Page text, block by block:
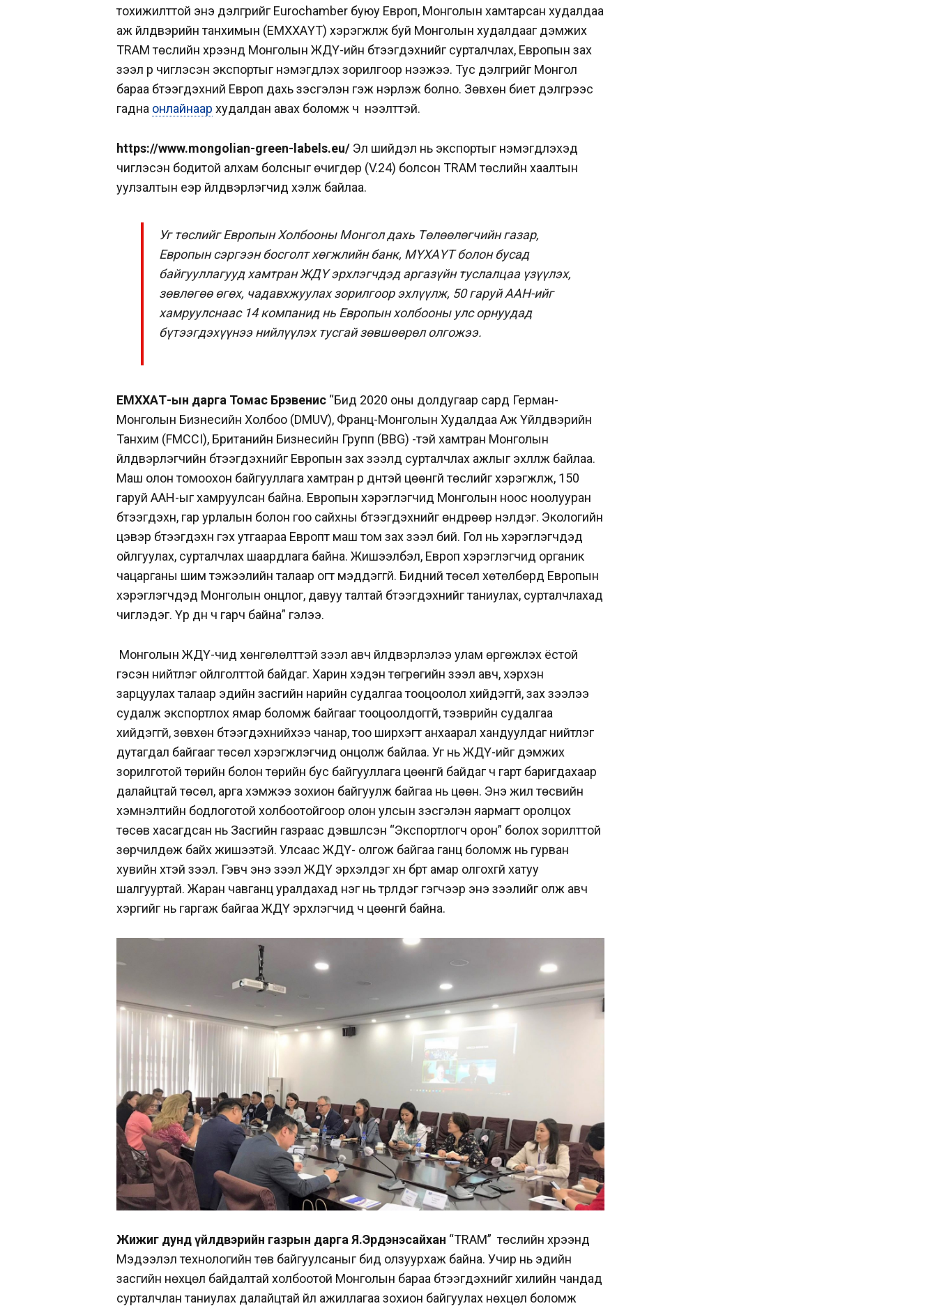
тохижилттой энэ дэлгүүрийг Eurochamber буюу Европ, Монголын хамтарсан худалдаа
аж үйлдвэрийн танхимын (ЕМХХАҮТ) хэрэгжүүлж буй Монголын худалдааг дэмжих
TRAM төслийн хүрээнд Монголын ЖДҮ-ийн бүтээгдэхүүнийг сурталчлах, Европын зах
зээл рүү чиглэсэн экспортыг нэмэгдүүлэх зорилгоор нээжээ. Тус дэлгүүрийг Монгол
бараа бүтээгдэхүүний Европ дахь үзэсгэлэн гэж нэрлэж болно. Зөвхөн биет дэлгүүрээс
гадна онлайнаар худалдан авах боломж ч нээлттэй.
https://www.mongolian-green-labels.eu/ Эл шийдэл нь экспортыг нэмэгдүүлэхэд
чиглэсэн бодитой алхам болсныг өчигдөр (V.24) болсон TRAM төслийн хаалтын
уулзалтын үеэр үйлдвэрлэгчид хэлж байлаа.
Уг төслийг Европын Холбооны Монгол дахь Төлөөлөгчийн газар,
Европын сэргээн босголт хөгжлийн банк, МҮХАҮТ болон бусад
байгууллагууд хамтран ЖДҮ эрхлэгчдэд аргазүйн туслалцаа үзүүлэх,
зөвлөгөө өгөх, чадавхжуулах зорилгоор эхлүүлж, 50 гаруй ААН-ийг
хамруулснаас 14 компанид нь Европын холбооны улс орнуудад
бүтээгдэхүүнээ нийлүүлэх тусгай зөвшөөрөл олгожээ.
ЕМХХАҮТ-ын дарга Томас Брэвенис “Бид 2020 оны долдугаар сард Герман-
Монголын Бизнесийн Холбоо (DMUV), Франц-Монголын Худалдаа Аж Үйлдвэрийн
Танхим (FMCCI), Британийн Бизнесийн Групп (BBG) -тэй хамтран Монголын
үйлдвэрлэгчийн бүтээгдэхүүнийг Европын зах зээлд сурталчлах ажлыг эхлүүлж байлаа.
Маш олон томоохон байгууллага хамтран үр дүнтэй цөөнгүй төслийг хэрэгжүүлж, 150
гаруй ААН-ыг хамруулсан байна. Европын хэрэглэгчид Монголын ноос ноолууран
бүтээгдэхүүн, гар урлалын болон гоо сайхны бүтээгдэхүүнийг өндрөөр үнэлдэг. Экологийн
цэвэр бүтээгдэхүүн гэх утгаараа Европт маш том зах зээл бий. Гол нь хэрэглэгчдэд
ойлгуулах, сурталчлах шаардлага байна. Жишээлбэл, Европ хэрэглэгчид органик
чацарганы шим тэжээлийн талаар огт мэддэггүй. Бидний төсөл хөтөлбөрүүд Европын
хэрэглэгчдэд Монголын онцлог, давуу талтай бүтээгдэхүүнийг таниулах, сурталчлахад
чиглэдэг. Үр дүн ч гарч байна” гэлээ.
Монголын ЖДҮ-чид хөнгөлөлттэй зээл авч үйлдвэрлэлээ улам өргөжүүлэх ёстой
гэсэн нийтлэг ойлголттой байдаг. Харин хэдэн төгрөгийн зээл авч, хэрхэн
зарцуулах талаар эдийн засгийн нарийн судалгаа тооцоолол хийдэггүй, зах зээлээ
судалж экспортлох ямар боломж байгааг тооцоолдоггүй, тээврийн судалгаа
хийдэггүй, зөвхөн бүтээгдэхүүнийхээ чанар, тоо ширхэгт анхаарал хандуулдаг нийтлэг
дутагдал байгааг төсөл хэрэгжүүлэгчид онцолж байлаа. Уг нь ЖДҮ-ийг дэмжих
зорилготой төрийн болон төрийн бус байгууллага цөөнгүй байдаг ч гарт баригдахаар
далайцтай төсөл, арга хэмжээ зохион байгуулж байгаа нь цөөн. Энэ жил төсвийн
хэмнэлтийн бодлоготой холбоотойгоор олон улсын үзэсгэлэн яармагт оролцох
төсөв хасагдсан нь Засгийн газраас дэвшүүлсэн “Экспортлогч орон” болох зорилттой
зөрчилдөж байх жишээтэй. Улсаас ЖДҮ- олгож байгаа ганц боломж нь гурван
хувийн хүүтэй зээл. Гэвч энэ зээл ЖДҮ эрхэлдэг хүн бүрт амар олгохгүй хатуу
шалгууртай. Жаран чавганц уралдахад нэг нь түрүүлдэг гэгчээр энэ зээлийг олж авч
хэргийг нь гаргаж байгаа ЖДҮ эрхлэгчид ч цөөнгүй байна.
Жижиг дунд үйлдвэрийн газрын дарга Я.Эрдэнэсайхан “TRAM” төслийн хүрээнд
Мэдээлэл технологийн төв байгуулсаныг бид олзуурхаж байна. Учир нь эдийн
засгийн нөхцөл байдалтай холбоотой Монголын бараа бүтээгдэхүүнийг хилийн чандад
сурталчлан таниулах далайцтай үйл ажиллагаа зохион байгуулах нөхцөл боломж